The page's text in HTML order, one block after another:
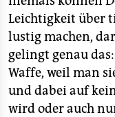
Leichtigkeit über
lustig machen,
gelingt genau
Waffe, weil man
und dabei auf
wird oder auch